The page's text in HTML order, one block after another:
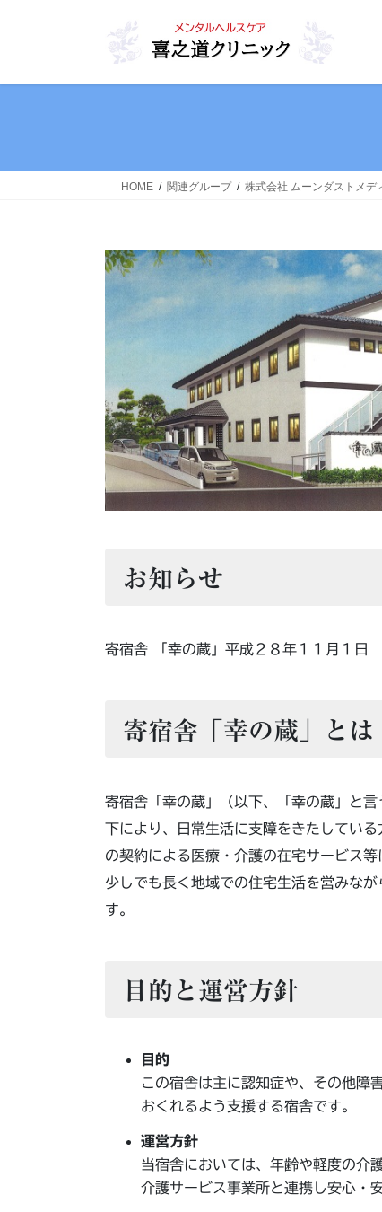
HOME 関連グループ 株式会社 ムーンダストメデ
お知らせ
寄宿舎 「幸の蔵」平成２８年１１月１日
寄宿舎「幸の蔵」とは
寄宿舎「幸の蔵」（以下、「幸の蔵」と
下により、日常生活に支障をきたしてい
の契約による医療・介護の在宅サービス
少しでも長く地域での住宅生活を営みな
す。
目的と運営方針
目的
この宿舎は主に認知症や、その他障
おくれるよう支援する宿舎です。
運営方針
当宿舎においては、年齢や軽度の介
介護サービス事業所と連携し安心・